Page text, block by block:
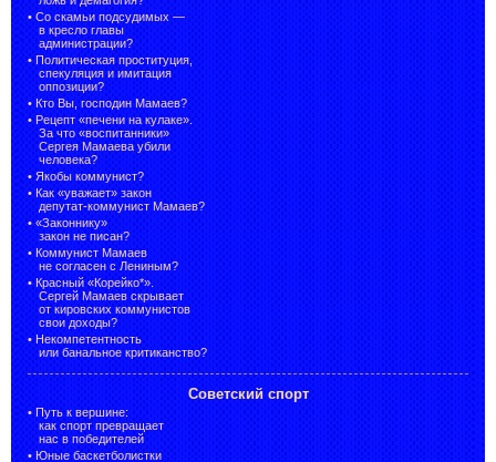
• Со скамьи подсудимых —
в кресло главы
администрации?
• Политическая проституция,
спекуляция и имитация
оппозиции?
• Кто Вы, господин Мамаев?
• Рецепт «печени на кулаке».
За что «воспитанники»
Сергея Мамаева убили
человека?
• Якобы коммунист?
• Как «уважает» закон
депутат-коммунист Мамаев?
• «Законнику»
закон не писан?
• Коммунист Мамаев
не согласен с Лениным?
• Красный «Корейко*».
Сергей Мамаев скрывает
от кировских коммунистов
свои доходы?
• Некомпетентность
или банальное критиканство?
Советский спорт
• Путь к вершине:
как спорт превращает
нас в победителей
• Юные баскетболистки